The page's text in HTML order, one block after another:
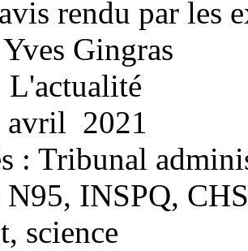
rendu par les
Gingras
L'actualité
avril 2021
: Tribunal
N95, INSPQ,
science